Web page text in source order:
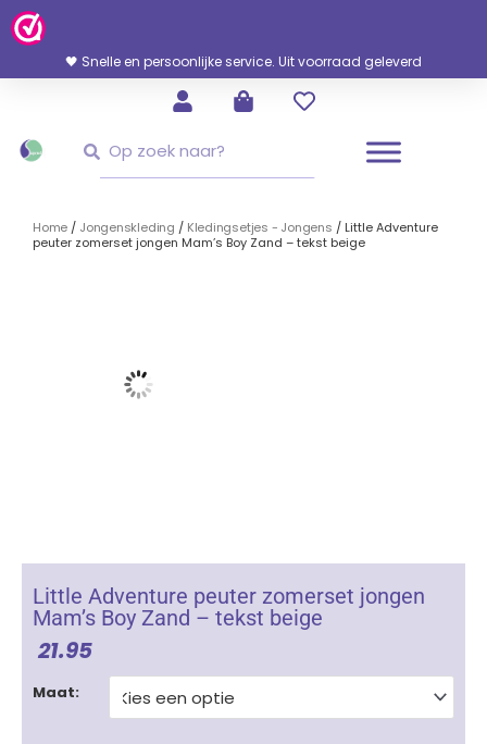
Ga
Naar
Inhoud
🖤 Snelle en persoonlijke service. Uit voorraad geleverd
Home / Jongenskleding / Kledingsetjes - Jongens / Little Adventure
peuter zomerset jongen Mam’s Boy Zand – tekst beige
Little Adventure peuter zomerset jongen
Mam’s Boy Zand – tekst beige
21.95
Maat:
Little